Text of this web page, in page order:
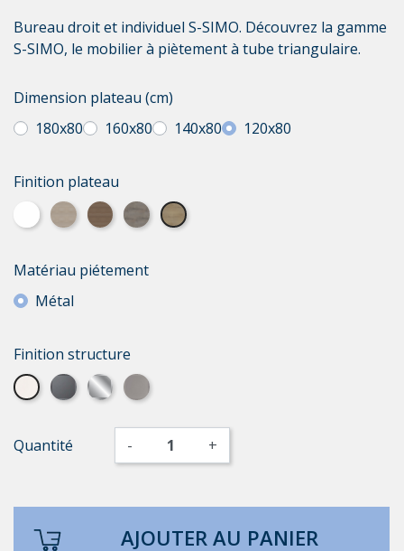
Bureau droit et individuel S-SIMO. Découvrez la gamme
S-SIMO, le mobilier à piètement à tube triangulaire.
Dimension plateau (cm)
180x80
160x80 140x80 120x80
Finition plateau
BlancAcacia clairAcacia foncé
Chêne griséChêne veiné
Matériau piétement
Métal
Finition structure
BlancGraphiteChroméArgenté
Quantité - +
AJOUTER AU PANIER